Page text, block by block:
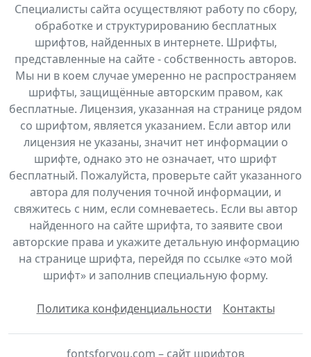
Специалисты сайта осуществляют работу по сбору,
обработке и структурированию бесплатных
шрифтов, найденных в интернете. Шрифты,
представленные на сайте - собственность авторов.
Мы ни в коем случае умеренно не распространяем
шрифты, защищённые авторским правом, как
бесплатные. Лицензия, указанная на странице рядом
со шрифтом, является указанием. Если автор или
лицензия не указаны, значит нет информации о
шрифте, однако это не означает, что шрифт
бесплатный. Пожалуйста, проверьте сайт указанного
автора для получения точной информации, и
свяжитесь с ним, если сомневаетесь. Если вы автор
найденного на сайте шрифта, то заявите свои
авторские права и укажите детальную информацию
на странице шрифта, перейдя по ссылке «это мой
шрифт» и заполнив специальную форму.
Политика конфиденциальности Контакты
fontsforyou.com – сайт шрифтов